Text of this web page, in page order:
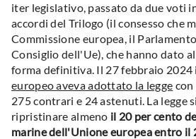
iter legislativo, passato da due voti
accordi del Trilogo (il consesso che
Commissione europea, il
Consiglio dell'Ue), che hanno dato
forma definitiva. Il 27 febbraio
europeo aveva adottato la legge
275 contrari e 24 astenuti. La legge
ripristinare almeno il 20 per cento
marine dell'Unione europea entro il